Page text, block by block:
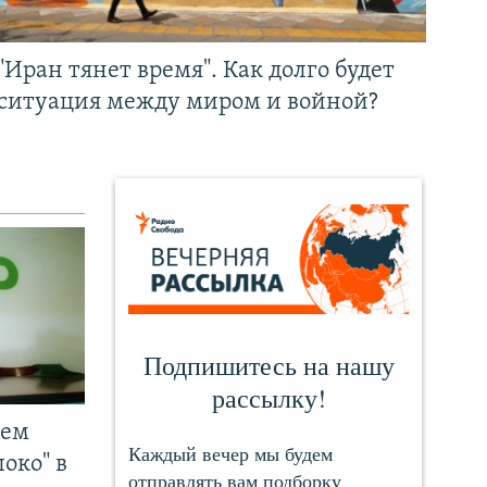
тянет время". Как долго будет
между миром и войной?
в